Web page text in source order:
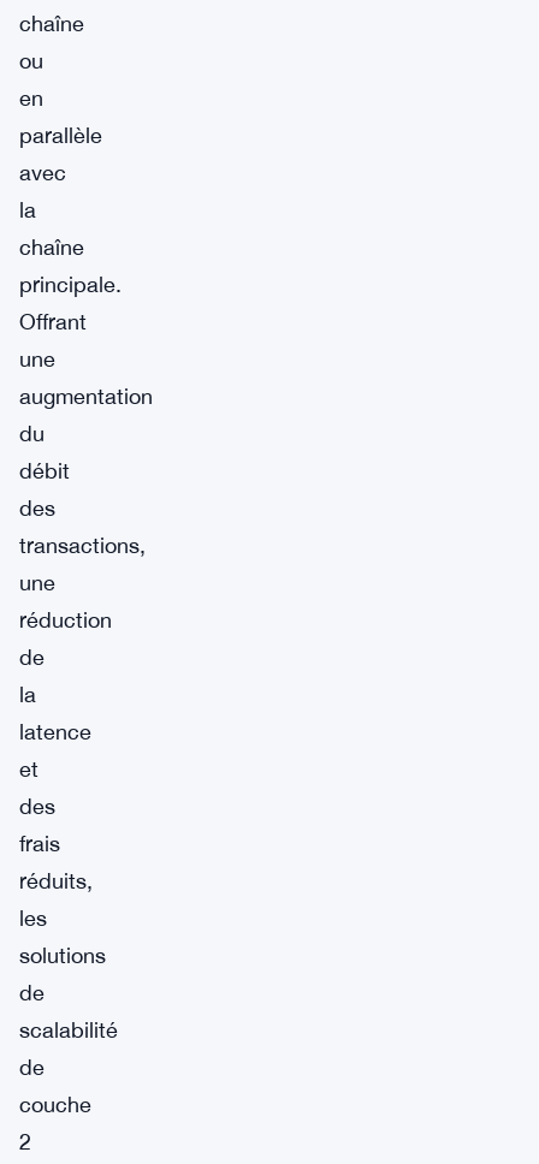
chaîne
ou
en
parallèle
avec
la
chaîne
principale.
Offrant
une
augmentation
du
débit
des
transactions,
une
réduction
de
la
latence
et
des
frais
réduits,
les
solutions
de
scalabilité
de
couche
2